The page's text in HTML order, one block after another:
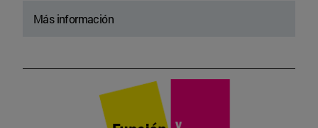
Más información